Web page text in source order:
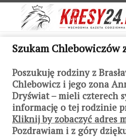
Szukam Chlebowiczów
Poszukuję rodziny z
Chlebowicz i jego zona
Dryświat – mieli czterech
informację o tej rodzinie
Kliknij by zobaczyć adres
Pozdrawiam i z góry